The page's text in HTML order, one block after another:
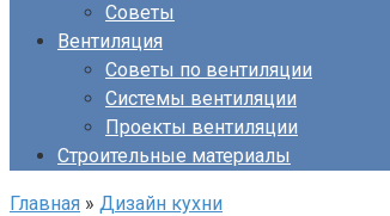
Советы
Вентиляция
Советы по вентиляции
Системы вентиляции
Проекты вентиляции
Строительные материалы
Главная » Дизайн кухни